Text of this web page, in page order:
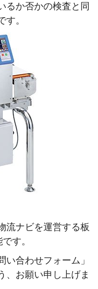
るか否かの検査と同
す。
流ナビを運営する板
す。
合わせフォーム」
、お願い申し上げま